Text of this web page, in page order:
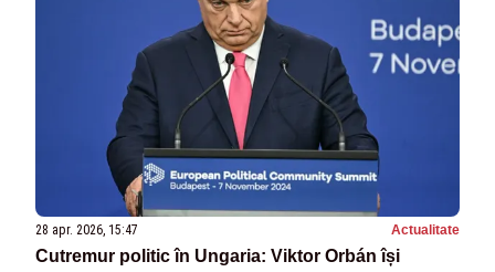
28 apr. 2026, 15:47 Actualitate
Cutremur politic în Ungaria: Viktor Orbán își